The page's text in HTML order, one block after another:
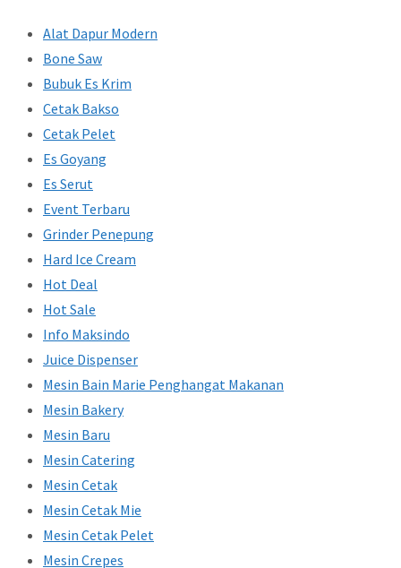
Alat Dapur Modern
Bone Saw
Bubuk Es Krim
Cetak Bakso
Cetak Pelet
Es Goyang
Es Serut
Event Terbaru
Grinder Penepung
Hard Ice Cream
Hot Deal
Hot Sale
Info Maksindo
Juice Dispenser
Mesin Bain Marie Penghangat Makanan
Mesin Bakery
Mesin Baru
Mesin Catering
Mesin Cetak
Mesin Cetak Mie
Mesin Cetak Pelet
Mesin Crepes